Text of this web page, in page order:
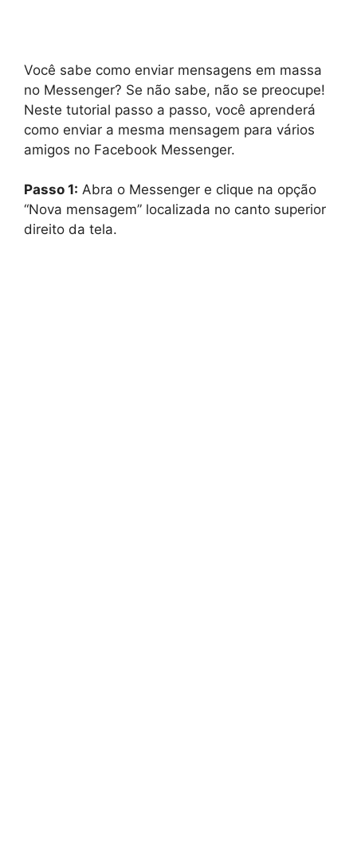
Você sabe como enviar mensagens em massa
no Messenger? Se não sabe, não se preocupe!
Neste tutorial passo a passo, você aprenderá
como enviar a mesma mensagem para vários
amigos no Facebook Messenger.
Passo 1: Abra o Messenger e clique na opção
“Nova mensagem” localizada no canto superior
direito da tela.